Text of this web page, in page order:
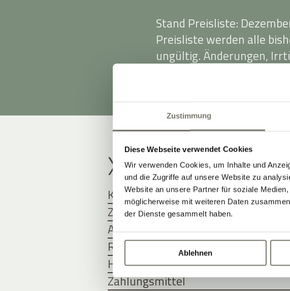
Zustimmung
Diese Webseite verwendet Cookies
Wir verwenden Cookies, um Inhalte und
und die Zugriffe auf unsere Website zu
Website an unsere Partner für soziale
möglicherweise mit weiteren Daten
der Dienste gesammelt haben.
Ablehnen
Stand Preisliste:
Preisliste werden alle
ungültig. Änderungen,
X
Kinder und Jugendliche
Zimmer mit Frühstück
Anreise und Abreise
Reiserücktrittsversicherung und
Hunde
Zahlungsmittel